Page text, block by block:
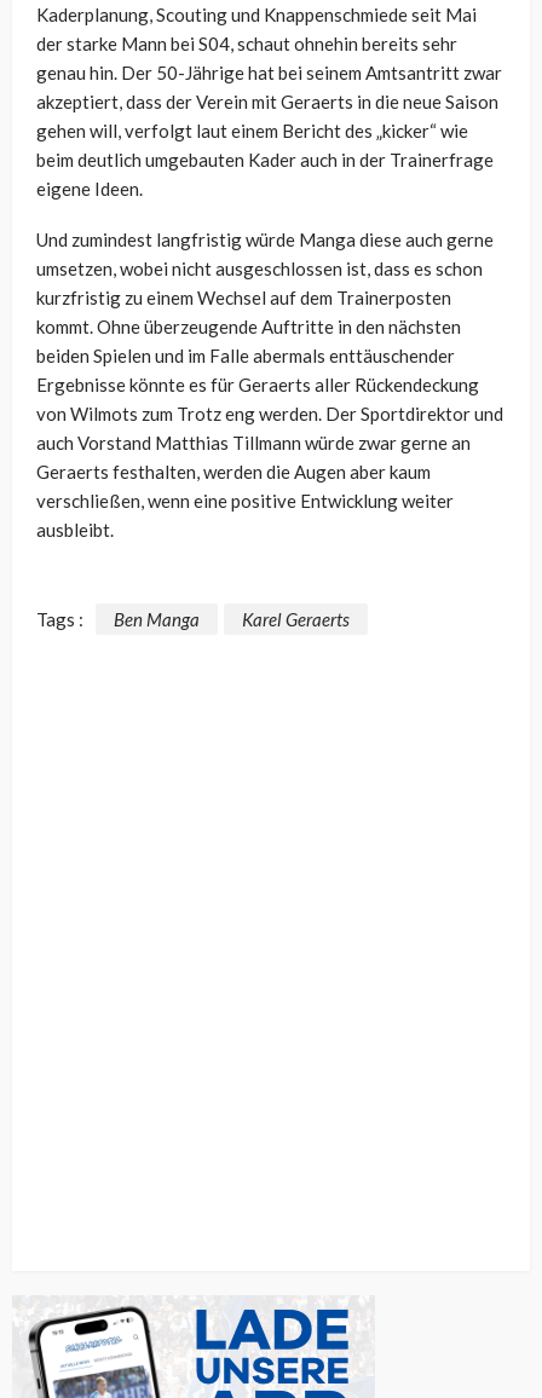
Kaderplanung, Scouting und Knappenschmiede seit Mai
der starke Mann bei S04, schaut ohnehin bereits sehr
genau hin. Der 50-Jährige hat bei seinem Amtsantritt zwar
akzeptiert, dass der Verein mit Geraerts in die neue Saison
gehen will, verfolgt laut einem Bericht des „kicker“ wie
beim deutlich umgebauten Kader auch in der Trainerfrage
eigene Ideen.
Und zumindest langfristig würde Manga diese auch gerne
umsetzen, wobei nicht ausgeschlossen ist, dass es schon
kurzfristig zu einem Wechsel auf dem Trainerposten
kommt. Ohne überzeugende Auftritte in den nächsten
beiden Spielen und im Falle abermals enttäuschender
Ergebnisse könnte es für Geraerts aller Rückendeckung
von Wilmots zum Trotz eng werden. Der Sportdirektor und
auch Vorstand Matthias Tillmann würde zwar gerne an
Geraerts festhalten, werden die Augen aber kaum
verschließen, wenn eine positive Entwicklung weiter
ausbleibt.
Tags : Ben Manga Karel Geraerts